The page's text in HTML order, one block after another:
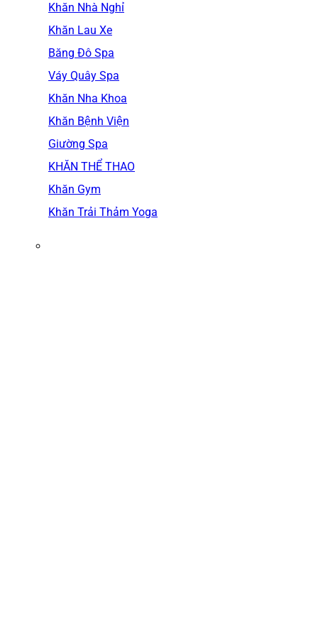
Khăn Nhà Nghỉ
Khăn Lau Xe
Băng Đô Spa
Váy Quây Spa
Khăn Nha Khoa
Khăn Bệnh Viện
Giường Spa
KHĂN THỂ THAO
Khăn Gym
Khăn Trải Thảm Yoga